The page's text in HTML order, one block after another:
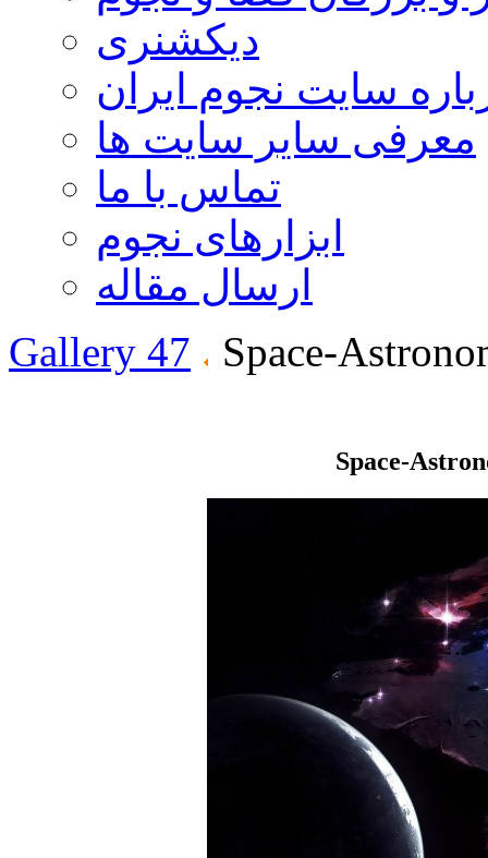
دیکشنری
سایت نجوم ایران
معرفی سایر سایت ها
تماس با ما
ابزارهای نجوم
ارسال مقاله
Gallery 47
Space-
Space-